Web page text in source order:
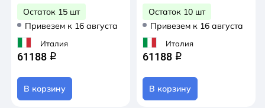
Остаток 15 шт
Привезем к 16 августа
Италия
61188 q
В корзину
Остаток 10 шт
Привезем к 16 августа
Италия
61188 q
В корзину